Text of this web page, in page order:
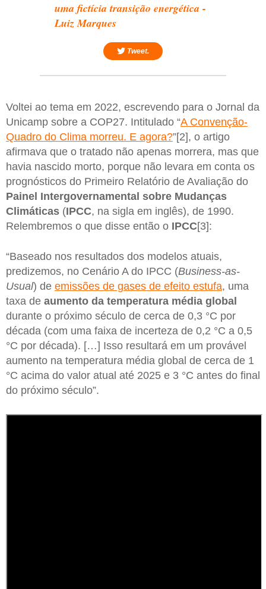
uma fictícia transição energética -
Luiz Marques
Tweet.
Voltei ao tema em 2022, escrevendo para o Jornal da
Unicamp sobre a COP27. Intitulado “A Convenção-
Quadro do Clima morreu. E agora?”[2], o artigo
afirmava que o tratado não apenas morrera, mas que
havia nascido morto, porque não levara em conta os
prognósticos do Primeiro Relatório de Avaliação do
Painel Intergovernamental sobre Mudanças
Climáticas (IPCC, na sigla em inglês), de 1990.
Relembremos o que disse então o IPCC[3]:
“Baseado nos resultados dos modelos atuais,
predizemos, no Cenário A do IPCC (Business-as-
Usual) de emissões de gases de efeito estufa, uma
taxa de aumento da temperatura média global
durante o próximo século de cerca de 0,3 °C por
década (com uma faixa de incerteza de 0,2 °C a 0,5
°C por década). […] Isso resultará em um provável
aumento na temperatura média global de cerca de 1
°C acima do valor atual até 2025 e 3 °C antes do final
do próximo século”.